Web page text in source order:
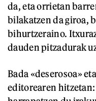
da, eta orrietan
bilakatzen da giroa,
bihurtzeraino.
dauden pitzadurak
Bada «deserosoa»
editorearen